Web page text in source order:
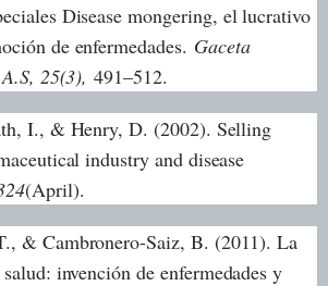
Disease mongering, el lucrativo
de enfermedades. Gaceta
25(3),491–512.
I., & Henry, D. (2002). Selling
industry and disease
(April).
& Cambronero-Saiz, B. (2011). La
invención de enfermedades y